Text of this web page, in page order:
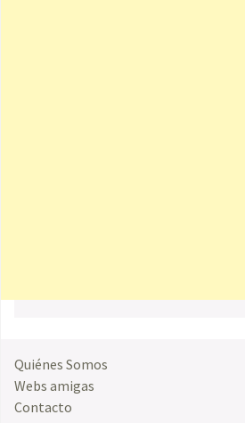
Quiénes Somos
Webs amigas
Contacto